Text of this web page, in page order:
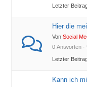
Letzter
Hier die
VonSocial
0 Antworten ·
Letzter
Kann ich